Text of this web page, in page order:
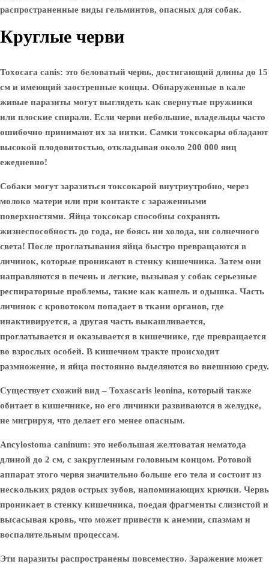
распространенные виды гельминтов, опасных для собак.
Круглые черви
Toxocara canis: это беловатый червь, достигающий длины до 15
см и имеющий заостренные концы. Обнаруженные в кале
живые паразиты могут выглядеть как свернутые пружинки
или плоские спирали. Если черви небольшие, владельцы часто
ошибочно принимают их за нитки. Самки токсокары обладают
высокой плодовитостью, откладывая около 200 000 яиц
ежедневно!
Собаки могут заразиться токсокарой внутриутробно, через
молоко матери или при контакте с зараженными
поверхностями. Яйца токсокар способны сохранять
жизнеспособность до года, не боясь ни холода, ни солнечного
света! После проглатывания яйца быстро превращаются в
личинок, которые проникают в стенку кишечника. Затем они
направляются в печень и легкие, вызывая у собак серьезные
респираторные проблемы, такие как кашель и одышка. Часть
личинок с кровотоком попадает в ткани органов, где
инактивируется, а другая часть выкашливается,
проглатывается и оказывается в кишечнике, где превращается
во взрослых особей. В кишечном тракте происходит
размножение, и яйца постоянно выделяются во внешнюю среду.
Существует схожий вид – Toxascaris leonina, который также
обитает в кишечнике, но его личинки развиваются в желудке,
не мигрируя, что делает его менее опасным.
Ancylostoma caninum: это небольшая желтоватая нематода
длиной до 2 см, с закругленным головным концом. Ротовой
аппарат этого червя значительно больше его тела и состоит из
нескольких рядов острых зубов, напоминающих крючки. Червь
проникает в стенку кишечника, поедая фрагменты слизистой и
высасывая кровь, что может привести к анемии, спазмам и
воспалительным процессам.
Эти паразиты распространены повсеместно. Заражение может